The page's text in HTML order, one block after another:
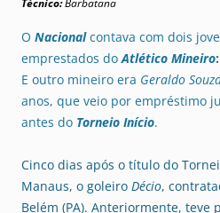
O Nacionalcontava com dois
emprestados do Atlético Mineiro
E outro mineiro era Geraldo
anos, que veio por empréstimo
antes do Torneio Início.
Cinco dias após o título do
Manaus, o goleiro Décio,
Belém (PA). Anteriormente, teve